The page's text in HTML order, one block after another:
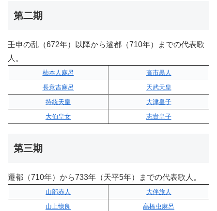
第二期
壬申の乱（672年）以降から遷都（710年）までの代表歌
人。
柿本人麻呂
高市黒人
長意吉麻呂
天武天皇
持統天皇
大津皇子
大伯皇女
志貴皇子
第三期
遷都（710年）から733年（天平5年）までの代表歌人。
山部赤人
大伴旅人
山上憶良
高橋虫麻呂